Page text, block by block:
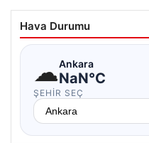
Hava Durumu
☁Ankara
NaN°C
ŞEHIR SEÇ